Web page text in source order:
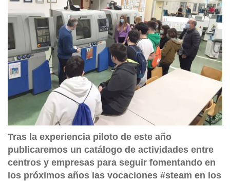
Tras la experiencia piloto de este año
publicaremos un catálogo de actividades entre
centros y empresas para seguir fomentando en
los próximos años las vocaciones #steam en los